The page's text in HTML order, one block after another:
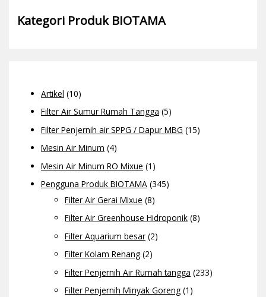
Kategori Produk BIOTAMA
Artikel (10)
Filter Air Sumur Rumah Tangga (5)
Filter Penjernih air SPPG / Dapur MBG (15)
Mesin Air Minum (4)
Mesin Air Minum RO Mixue (1)
Pengguna Produk BIOTAMA (345)
Filter Air Gerai Mixue (8)
Filter Air Greenhouse Hidroponik (8)
Filter Aquarium besar (2)
Filter Kolam Renang (2)
Filter Penjernih Air Rumah tangga (233)
Filter Penjernih Minyak Goreng (1)